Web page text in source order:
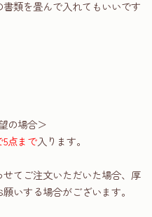
類を畳んで入れてもいいです
の場合＞
点まで入ります。
てご注文いただいた場合、厚
いする場合がございます。